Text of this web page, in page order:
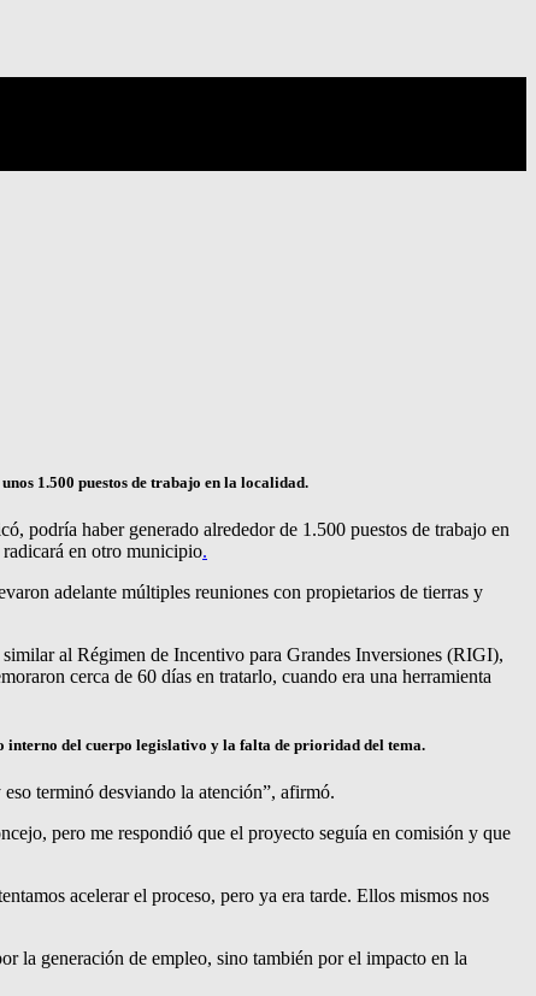
1.500 puestos de trabajo en la localidad.
podría haber generado alrededor de 1.500 puestos de trabajo en
en otro municipio.
adelante múltiples reuniones con propietarios de tierras y
al Régimen de Incentivo para Grandes Inversiones (RIGI),
cerca de 60 días en tratarlo, cuando era una herramienta
interno del cuerpo legislativo y la falta de prioridad del tema.
terminó desviando la atención”, afirmó.
pero me respondió que el proyecto seguía en comisión y que
acelerar el proceso, pero ya era tarde. Ellos mismos nos
la generación de empleo, sino también por el impacto en la